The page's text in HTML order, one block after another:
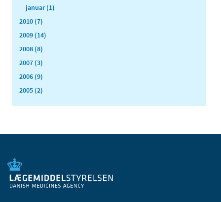
januar (1)
2010 (7)
2009 (14)
2008 (8)
2007 (3)
2006 (9)
2005 (2)